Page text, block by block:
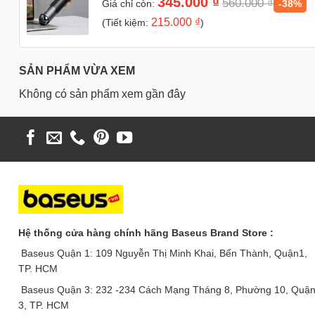
– Máy được trang bị 4 viên pin 2000mAh, cho thời gian sử dụng
– Máy cũng được trang bị 1 đèn led hỗ trợ người dùng soi
– A3 có 2 chế độ hút:
Chế độ cơ bản: dùng để hút những vật nhỏ như hạt bụi, tóc.
Chế độ hiệu suất cao: dung để hút những vật to, khó hút.
Thông số kỹ thuật Máy hút bụi pin sạc cầm
Kích thước: 296 * 56.5 mm
Lực hút: 15000Pa
Công suất: 135W
Dung lượng pin: ~8000mAh (45 phút dùng)
Thời gian sạc: 3-5h
Giá chỉ còn: 560.000₫ -38%
(Tiết kiệm: 215.000 ₫)
SẢN PHẨM VỪA XEM
Không có sản phẩm xem gần đây
Hệ thống cửa hàng chính hãng Baseus Brand Store :
Baseus Quận 1: 109 Nguyễn Thị Minh Khai, Bến Thành, Quận1,
TP. HCM
Baseus Quận 3: 232 -234 Cách Mạng Tháng 8, Phường 10, Quận
3, TP. HCM